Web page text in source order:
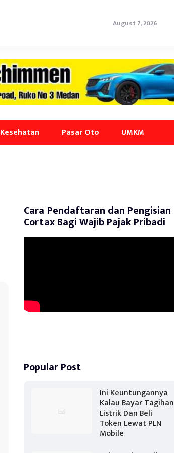
August 7, 2026
Kesehatan Pasar Oto UMKM
Cara Pendaftaran dan Pengisian
Cortax Bagi Wajib Pajak Pribadi
Popular Post
Ini Keuntungannya
Kalau Bayar Tagihan
Listrik Dan Beli
Token Lewat PLN
Mobile